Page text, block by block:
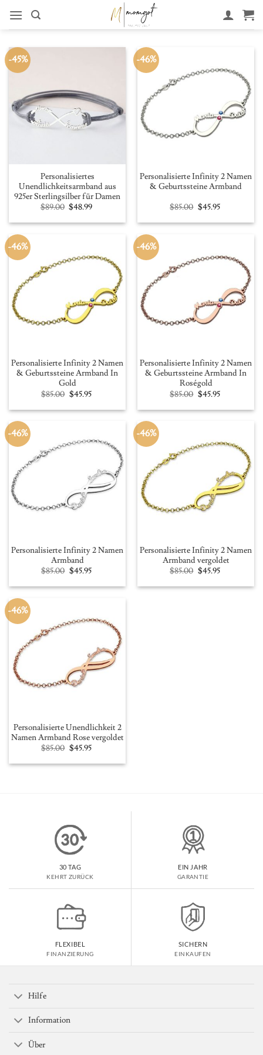
Inhalt
-45%
Personalisiertes
Unendlichkeitsarmband aus
925er Sterlingsilber für Damen
$89.00 Original
price
was:
$48.99Current
is:
-46%
Personalisierte Infinity 2 Namen
& Geburtssteine Armband
$85.00 Original
price
was:
$45.95Current
is:
-46%
Personalisierte Infinity 2 Namen
& Geburtssteine Armband In
Gold
$85.00 Original
price
was:
$45.95Current
is:
-46%
Personalisierte Infinity 2 Namen
& Geburtssteine Armband In
Roségold
$85.00 Original
price
was:
$45.95Current
is:
-46%
Personalisierte Infinity 2 Namen
Armband
$85.00 Original
price
was:
$45.95Current
is:
-46%
Personalisierte Infinity 2 Namen
Armband vergoldet
$85.00 Original
price
was:
$45.95Current
is:
-46%
Personalisierte Unendlichkeit 2
Namen Armband Rose vergoldet
$85.00 Original
price
was:
$45.95Current
is:
30 TAG
KEHRT ZURÜCK
EIN JAHR
GARANTIE
FLEXIBEL
FINANZIERUNG
SICHERN
EINKAUFEN
Hilfe
Information
Über